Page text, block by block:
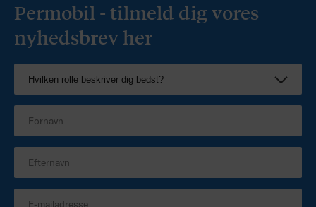
Permobil - tilmeld dig vores
nyhedsbrev her